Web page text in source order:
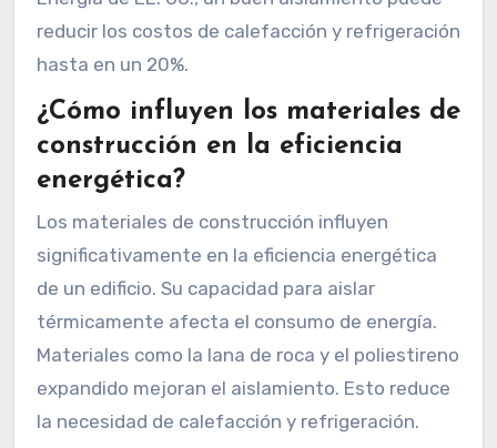
reducir los costos de calefacción y refrigeración
hasta en un 20%.
¿Cómo influyen los materiales de
construcción en la eficiencia
energética?
Los materiales de construcción influyen
significativamente en la eficiencia energética
de un edificio. Su capacidad para aislar
térmicamente afecta el consumo de energía.
Materiales como la lana de roca y el poliestireno
expandido mejoran el aislamiento. Esto reduce
la necesidad de calefacción y refrigeración.